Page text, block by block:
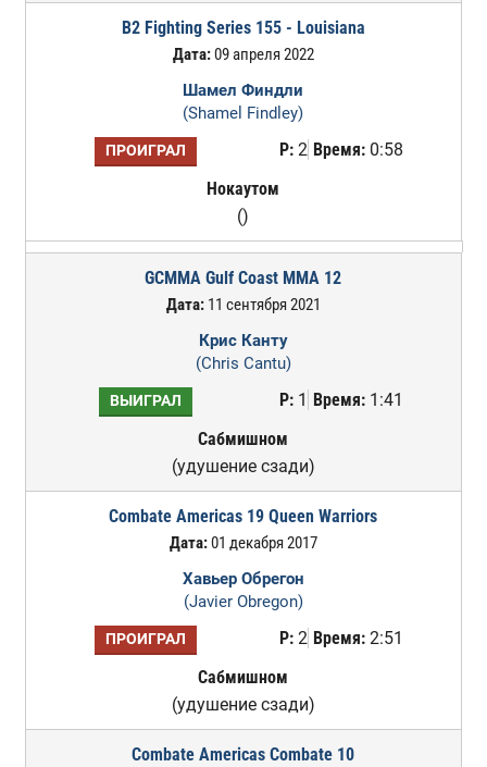
B2 Fighting Series 155 - Louisiana
Дата:09 апреля 2022
Шамел Финдли
(Shamel Findley)
ПРОИГРАЛ Р:2 Время:0:58
Нокаутом
()
GCMMA Gulf Coast MMA 12
Дата:11 сентября 2021
Крис Канту
(Chris Cantu)
ВЫИГРАЛ Р:1 Время:1:41
Сабмишном
(удушение сзади)
Combate Americas 19 Queen Warriors
Дата:01 декабря 2017
Хавьер Обрегон
(Javier Obregon)
ПРОИГРАЛ Р:2 Время:2:51
Сабмишном
(удушение сзади)
Combate Americas Combate 10